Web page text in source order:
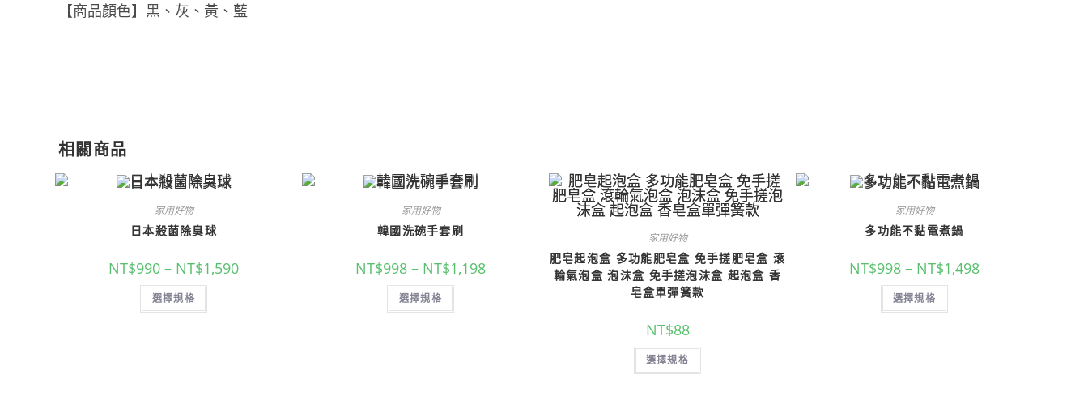
【商品顏色】黑、灰、黃、藍
相關商品
家用好物
日本殺菌除臭球
NT$990 – NT$1,590
選擇規格
家用好物
韓國洗碗手套刷
NT$998 – NT$1,198
選擇規格
家用好物
肥皂起泡盒 多功能肥皂盒 免手搓肥皂盒 滾
輪氣泡盒 泡沫盒 免手搓泡沫盒 起泡盒 香
皂盒單彈簧款
NT$88
選擇規格
家用好物
多功能不黏電煮鍋
NT$998 – NT$1,498
選擇規格